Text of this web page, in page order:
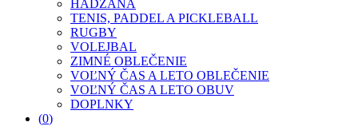
HÁDZANÁ
TENIS, PADDEL A PICKLEBALL
RUGBY
VOLEJBAL
ZIMNÉ OBLEČENIE
VOĽNÝ ČAS A LETO OBLEČENIE
VOĽNÝ ČAS A LETO OBUV
DOPLNKY
(0)